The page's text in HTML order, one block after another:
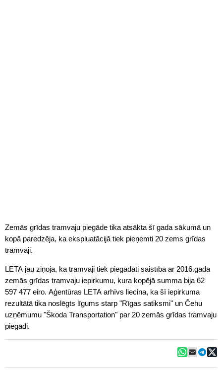
Zemās grīdas tramvaju piegāde tika atsākta šī gada sākumā un
kopā paredzēja, ka ekspluatācijā tiek pieņemti 20 zems grīdas
tramvaji.
LETA jau ziņoja, ka tramvaji tiek piegādāti saistībā ar 2016.gada
zemās grīdas tramvaju iepirkumu, kura kopējā summa bija 62
597 477 eiro. Aģentūras LETA arhīvs liecina, ka šī iepirkuma
rezultātā tika noslēgts līgums starp "Rīgas satiksmi" un Čehu
uzņēmumu "Škoda Transportation" par 20 zemās grīdas tramvaju
piegādi.